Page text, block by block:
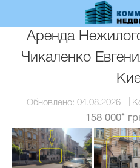
основному
содержаниюАренда
Чикаленко
Обновлено: 04.08.2026
158 000*